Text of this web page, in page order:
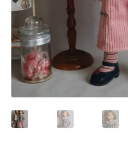
Validation de la commande